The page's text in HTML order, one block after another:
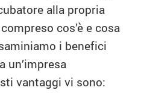
alla propria
cos’è e cosa
i benefici
un’impresa
vantaggi vi sono: